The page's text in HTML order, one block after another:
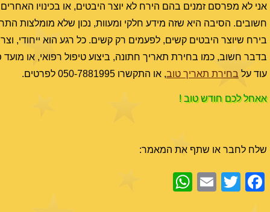
חשובים. הסיבה היא שזה מידע חלקי ומעוות, נכון שלא מומלצות
בירח שיוצר היבטים קשים, לפעמים רק קשים. כל רגע הוא ייחודי,
בדבר חשוב, כמו בחירת תאריך חתונה, ביצוע טיפול רפואי, או
עוד על בחירת תאריך טוב, או התקשרו 050-7881995 לפרטים.
אאחל לכם חודש טוב !
שלח לחבר או שתף את המאמר:
Facebook
Twitter
Email